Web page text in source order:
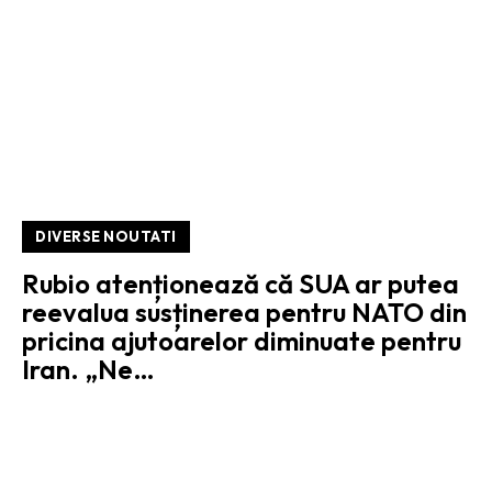
DIVERSE NOUTATI
Rubio atenționează că SUA ar putea
reevalua susținerea pentru NATO din
pricina ajutoarelor diminuate pentru
Iran. „Ne…